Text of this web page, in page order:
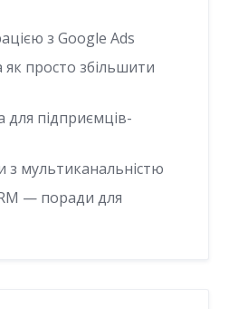
з Google Ads
як просто збільшити
для підприємців-
з мультиканальністю
— поради для